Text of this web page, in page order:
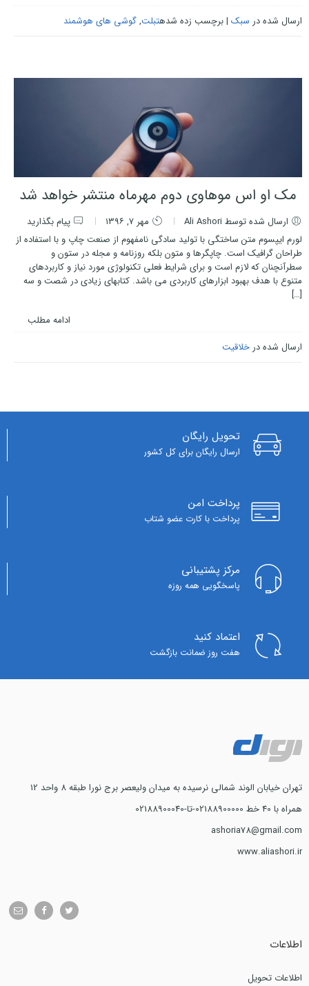
ارسال شده در سبک |برچسب زده شدهتبلت,گوشی های هوشمند
مک او اس موهاوی دوم مهرماه منتشر خواهد شد
ارسال شده توسط Ali Ashori مهر ۷, ۱۳۹۶
پیام بگذارید
لورم ایپسوم متن ساختگی با تولید سادگی نامفهوم از صنعت چاپ و با استفاده از
طراحان گرافیک است. چاپگرها و متون بلکه روزنامه و مجله در ستون و
سطرآنچنان که لازم است و برای شرایط فعلی تکنولوژی مورد نیاز و کاربردهای
متنوع با هدف بهبود ابزارهای کاربردی می باشد. کتابهای زیادی در شصت و سه
[…]
ادامه مطلب
ارسال شده در خلاقیت
تحویل رایگان
ارسال رایگان برای کل کشور
پرداخت امن
پرداخت با کارت عضو شتاب
مرکز پشتیبانی
پاسخگویی همه روزه
اعتماد کنید
هفت روز ضمانت بازگشت
تهران خیابان الوند شمالی نرسیده به میدان ولیعصر برج نورا طبقه 8 واحد 12
همراه با 40 خط 02188900000-تا-02188900040
ashoria78@gmail.com
www.aliashori.ir
اطلاعات
اطلاعات تحویل